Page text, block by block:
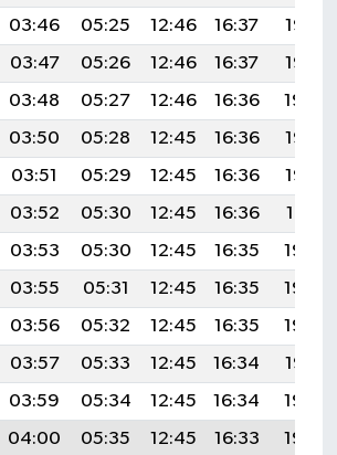
03:46 05:25 12:46 16:37
19:56
03:47 05:26 12:46 16:37
19:55
03:48 05:27 12:46 16:36
19:54
03:50 05:28 12:45 16:36
19:53
03:51 05:29 12:45 16:36
19:52
03:52 05:30 12:45 16:36
19:51
03:53 05:30 12:45 16:35
19:50
03:55 05:31 12:45 16:35
19:49
03:56 05:32 12:45 16:35
19:48
03:57 05:33 12:45 16:34
19:47
03:59 05:34 12:45 16:34
19:46
04:00 05:35 12:45 16:33
19:45